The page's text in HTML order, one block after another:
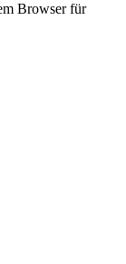
Browser für